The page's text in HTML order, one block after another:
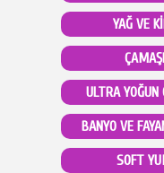
YAĞ VE
ULTRA
BANYO VE
SOFT